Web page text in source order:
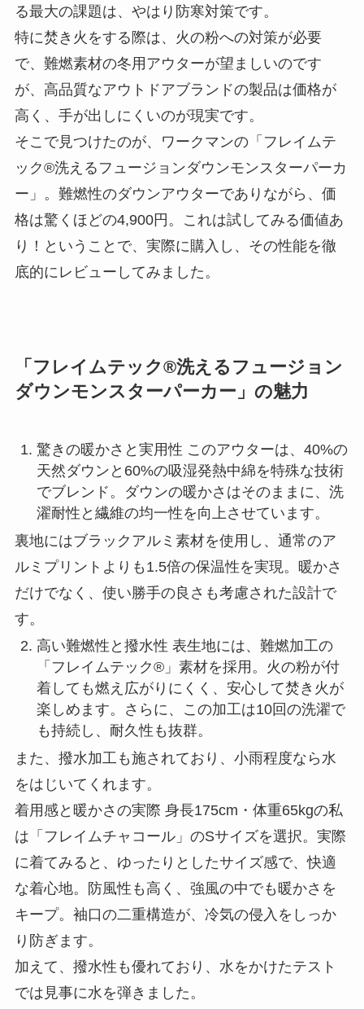
る最大の課題は、やはり防寒対策です。
特に焚き火をする際は、火の粉への対策が必要
で、難燃素材の冬用アウターが望ましいのです
が、高品質なアウトドアブランドの製品は価格が
高く、手が出しにくいのが現実です。
そこで見つけたのが、ワークマンの「フレイムテ
ック®洗えるフュージョンダウンモンスターパーカ
ー」。難燃性のダウンアウターでありながら、価
格は驚くほどの4,900円。これは試してみる価値あ
り！ということで、実際に購入し、その性能を徹
底的にレビューしてみました。
「フレイムテック®洗えるフュージョン
ダウンモンスターパーカー」の魅力
驚きの暖かさと実用性 このアウターは、40%の
天然ダウンと60%の吸湿発熱中綿を特殊な技術
でブレンド。ダウンの暖かさはそのままに、洗
濯耐性と繊維の均一性を向上させています。
裏地にはブラックアルミ素材を使用し、通常のア
ルミプリントよりも1.5倍の保温性を実現。暖かさ
だけでなく、使い勝手の良さも考慮された設計で
す。
高い難燃性と撥水性 表生地には、難燃加工の
「フレイムテック®」素材を採用。火の粉が付
着しても燃え広がりにくく、安心して焚き火が
楽しめます。さらに、この加工は10回の洗濯で
も持続し、耐久性も抜群。
また、撥水加工も施されており、小雨程度なら水
をはじいてくれます。
着用感と暖かさの実際 身長175cm・体重65kgの私
は「フレイムチャコール」のSサイズを選択。実際
に着てみると、ゆったりとしたサイズ感で、快適
な着心地。防風性も高く、強風の中でも暖かさを
キープ。袖口の二重構造が、冷気の侵入をしっか
り防ぎます。
加えて、撥水性も優れており、水をかけたテスト
では見事に水を弾きました。